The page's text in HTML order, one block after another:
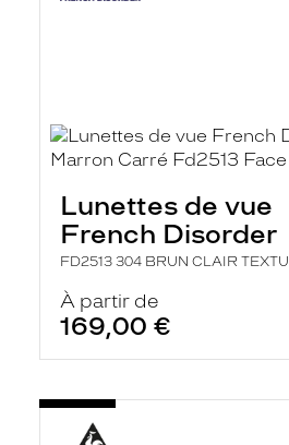
Lunettes de vue
French Disorder
FD2513 304 BRUN CLAIR TEXTU
À partir de
169,00 €